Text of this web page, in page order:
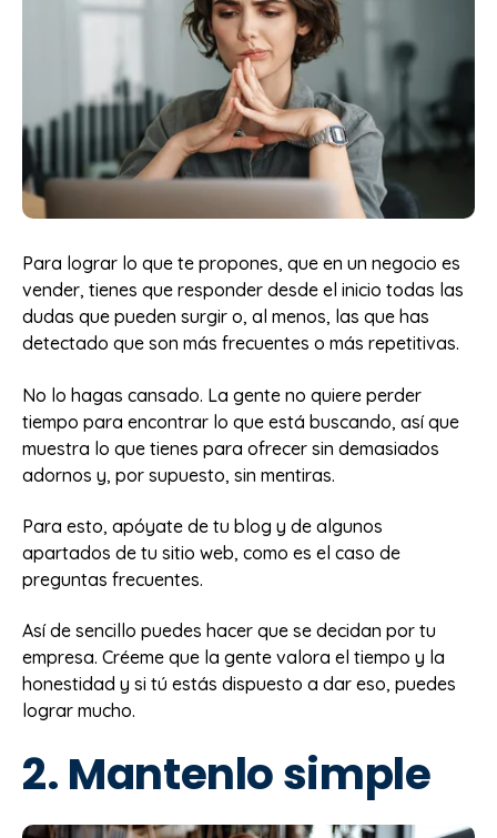
Para lograr lo que te propones, que en un negocio es
vender, tienes que responder desde el inicio todas las
dudas que pueden surgir o, al menos, las que has
detectado que son más frecuentes o más repetitivas.
No lo hagas cansado. La gente no quiere perder
tiempo para encontrar lo que está buscando, así que
muestra lo que tienes para ofrecer sin demasiados
adornos y, por supuesto, sin mentiras.
Para esto, apóyate de tu blog y de algunos
apartados de tu sitio web, como es el caso de
preguntas frecuentes.
Así de sencillo puedes hacer que se decidan por tu
empresa. Créeme que la gente valora el tiempo y la
honestidad y si tú estás dispuesto a dar eso, puedes
lograr mucho.
2. Mantenlo simple